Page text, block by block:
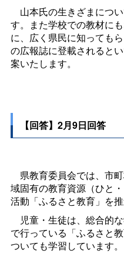
山本氏の生きざまにつ
す。また学校での教材に
に、広く県民に知っても
の広報誌に登載されると
案いたします。
【回答】2月9日回答
県教育委員会では、市
域固有の教育資源（ひと
活動「ふるさと教育」を推
児童・生徒は、総合的
で行っている「ふるさと
ついても学習しています。